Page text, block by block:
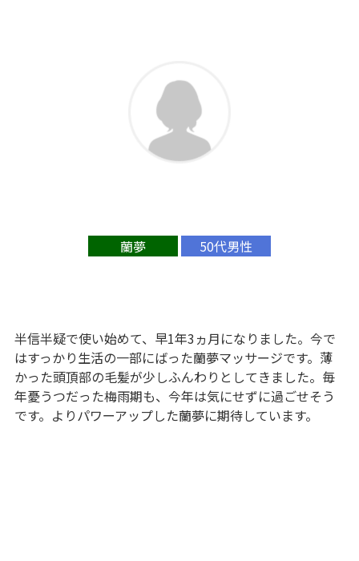
蘭夢 50代男性
半信半疑で使い始めて、早1年3ヵ月になりました。今で
はすっかり生活の一部にばった蘭夢マッサージです。薄
かった頭頂部の毛髪が少しふんわりとしてきました。毎
年憂うつだった梅雨期も、今年は気にせずに過ごせそう
です。よりパワーアップした蘭夢に期待しています。